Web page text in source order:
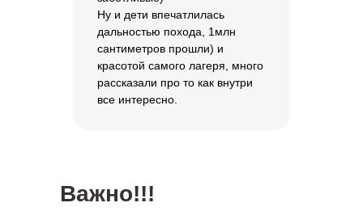
Ну и дети впечатлилась
дальностью похода, 1млн
сантиметров прошли) и
красотой самого лагеря, много
рассказали про то как внутри
все интересно.
Важно!!!
+
Отправить